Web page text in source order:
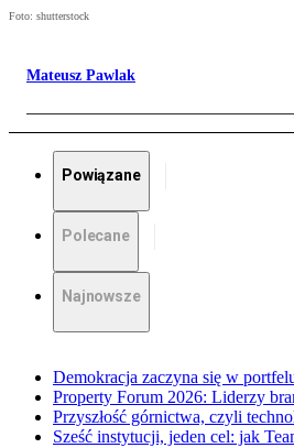
Foto: shutterstock
Mateusz Pawlak
Powiązane
Polecane
Najnowsze
Demokracja zaczyna się w
Property Forum 2026: Liderzy
Przyszłość górnictwa, czyli
Sześć instytucji, jeden cel: jak